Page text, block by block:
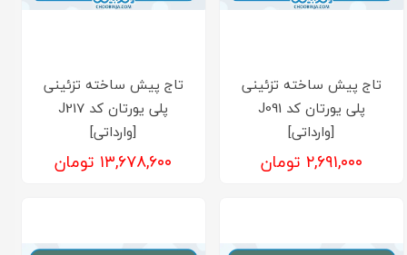
تاج پیش ساخته تزئینی
پلی یورتان کد J091
[وارداتی]
۲,۶۹۱,۰۰۰ تومان
تاج پیش ساخته تزئینی
پلی یورتان کد J217
[وارداتی]
۱۳,۶۷۸,۶۰۰ تومان